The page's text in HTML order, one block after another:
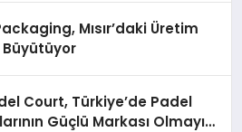
Mısır’daki Üretim
Büyütüyor
Court, Türkiye’de Padel
Güçlü Markası Olmayı